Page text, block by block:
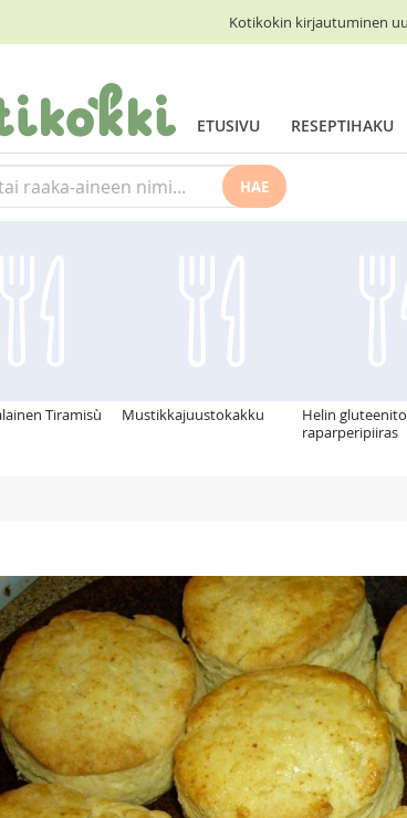
Kotikokin kirjautuminen
ETUSIVU RESEPTIHAKU
HAE
myös
Tiramisù Mustikkajuustokakku
Helin
raparperipiiras